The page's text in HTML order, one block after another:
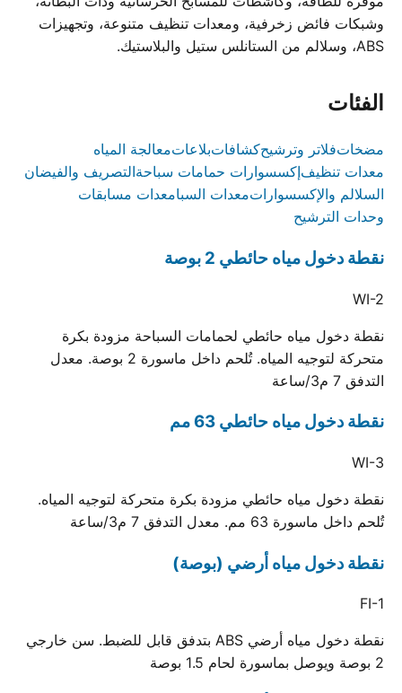
وشبكات فائض زخرفية، ومعدات تنظيف متنوعة، وتجهيزات
ABS، وسلالم من الستانلس ستيل والبلاستيك.
الفئات
مضخاتفلاتر وترشيحكشافاتبلاعاتمعالجة المياه
معدات تنظيفإكسسوارات حمامات سباحةالتصريف والفيضان
السلالم والإكسسواراتمعدات السبامعدات مسابقات
وحدات الترشيح
نقطة دخول مياه حائطي 2 بوصة
WI-2
نقطة دخول مياه حائطي لحمامات السباحة مزودة بكرة
متحركة لتوجيه المياه. تُلحم داخل ماسورة 2 بوصة. معدل
التدفق 7 م3/ساعة
نقطة دخول مياه حائطي 63 مم
WI-3
نقطة دخول مياه حائطي مزودة بكرة متحركة لتوجيه المياه.
تُلحم داخل ماسورة 63 مم. معدل التدفق 7 م3/ساعة
نقطة دخول مياه أرضي (بوصة)
FI-1
نقطة دخول مياه أرضي ABS بتدفق قابل للضبط. سن خارجي
2 بوصة ويوصل بماسورة لحام 1.5 بوصة